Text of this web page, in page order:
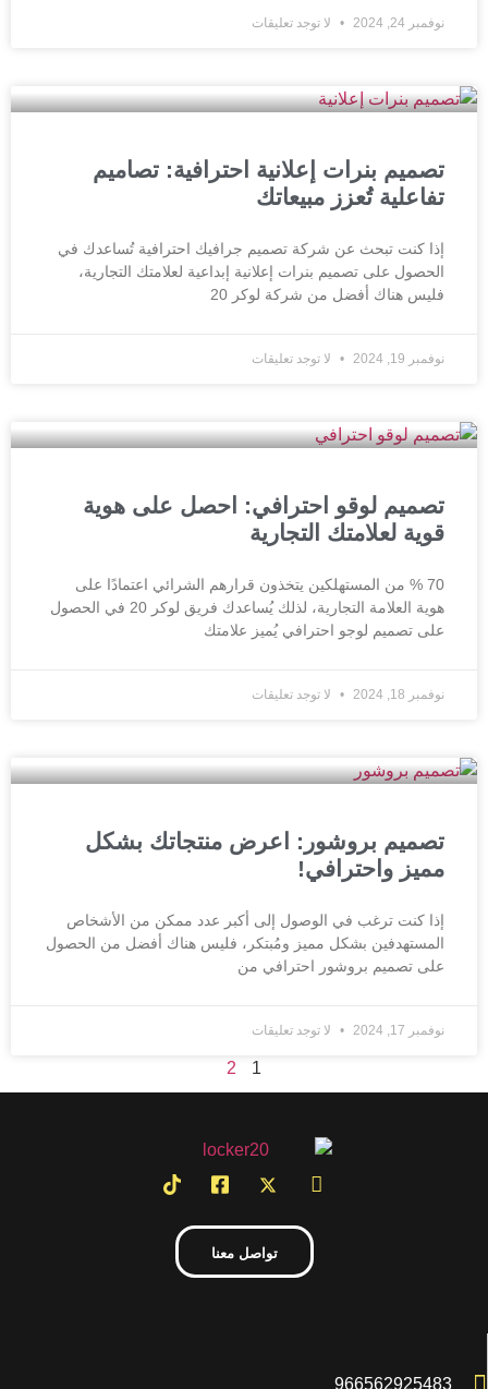
نوفمبر 24, 2024 لا توجد تعليقات
تصميم بنرات إعلانية احترافية: تصاميم
تفاعلية تُعزز مبيعاتك
إذا كنت تبحث عن شركة تصميم جرافيك احترافية تُساعدك في
الحصول على تصميم بنرات إعلانية إبداعية لعلامتك التجارية،
فليس هناك أفضل من شركة لوكر 20
نوفمبر 19, 2024 لا توجد تعليقات
تصميم لوقو احترافي: احصل على هوية
قوية لعلامتك التجارية
70 % من المستهلكين يتخذون قرارهم الشرائي اعتمادًا على
هوية العلامة التجارية، لذلك يُساعدك فريق لوكر 20 في الحصول
على تصميم لوجو احترافي يُميز علامتك
نوفمبر 18, 2024 لا توجد تعليقات
تصميم بروشور: اعرض منتجاتك بشكل
مميز واحترافي!
إذا كنت ترغب في الوصول إلى أكبر عدد ممكن من الأشخاص
المستهدفين بشكل مميز ومُبتكر، فليس هناك أفضل من الحصول
على تصميم بروشور احترافي من
نوفمبر 17, 2024 لا توجد تعليقات
1
2
تواصل معنا
966562925483